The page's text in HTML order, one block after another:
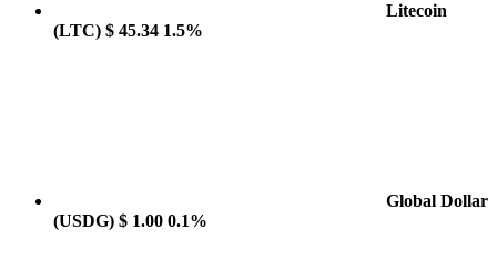
Litecoin
(LTC) $ 45.34 1.5%
Global Dollar
(USDG) $ 1.00 0.1%